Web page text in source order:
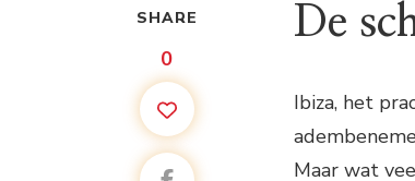
SHARE
0
De
Ibiza, het
Maar wat